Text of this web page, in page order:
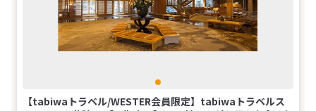
【tabiwaトラベル/WESTER会員限定】tabiwaトラベルス